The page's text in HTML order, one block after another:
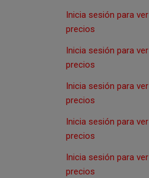
Inicia sesión para ver
precios
Inicia sesión para ver
precios
Inicia sesión para ver
precios
Inicia sesión para ver
precios
Inicia sesión para ver
precios